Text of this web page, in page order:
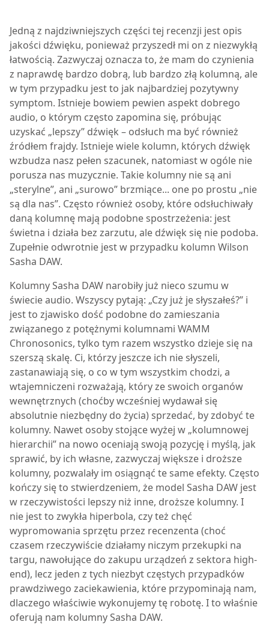
Jedną z najdziwniejszych części tej recenzji jest opis
jakości dźwięku, ponieważ przyszedł mi on z niezwykłą
łatwością. Zazwyczaj oznacza to, że mam do czynienia
z naprawdę bardzo dobrą, lub bardzo złą kolumną, ale
w tym przypadku jest to jak najbardziej pozytywny
symptom. Istnieje bowiem pewien aspekt dobrego
audio, o którym często zapomina się, próbując
uzyskać „lepszy” dźwięk – odsłuch ma być również
źródłem frajdy. Istnieje wiele kolumn, których dźwięk
wzbudza nasz pełen szacunek, natomiast w ogóle nie
porusza nas muzycznie. Takie kolumny nie są ani
„sterylne”, ani „surowo” brzmiące... one po prostu „nie
są dla nas”. Często również osoby, które odsłuchiwały
daną kolumnę mają podobne spostrzeżenia: jest
świetna i działa bez zarzutu, ale dźwięk się nie podoba.
Zupełnie odwrotnie jest w przypadku kolumn Wilson
Sasha DAW.
KolumnySasha DAW narobiły już nieco szumu w
świecie audio. Wszyscy pytają: „Czy już je słyszałeś?” i
jest to zjawisko dość podobne do zamieszania
związanego z potężnymi kolumnami WAMM
Chronosonics, tylko tym razem wszystko dzieje się na
szerszą skalę. Ci, którzy jeszcze ich nie słyszeli,
zastanawiają się, o co w tym wszystkim chodzi, a
wtajemniczeni rozważają, który ze swoich organów
wewnętrznych (choćby wcześniej wydawał się
absolutnie niezbędny do życia) sprzedać, by zdobyć te
kolumny. Nawet osoby stojące wyżej w „kolumnowej
hierarchii” na nowo oceniają swoją pozycję i myślą, jak
sprawić, by ich własne, zazwyczaj większe i droższe
kolumny, pozwalały im osiągnąć te same efekty. Często
kończy się to stwierdzeniem, że model Sasha DAW jest
w rzeczywistości lepszy niż inne, droższe kolumny. I
nie jest to zwykła hiperbola, czy też chęć
wypromowania sprzętu przez recenzenta (choć
czasem rzeczywiście działamy niczym przekupki na
targu, nawołujące do zakupu urządzeń z sektora high-
end), lecz jeden z tych niezbyt częstych przypadków
prawdziwego zaciekawienia, które przypominają nam,
dlaczego właściwie wykonujemy tę robotę. I to właśnie
oferują nam kolumnySasha DAW.